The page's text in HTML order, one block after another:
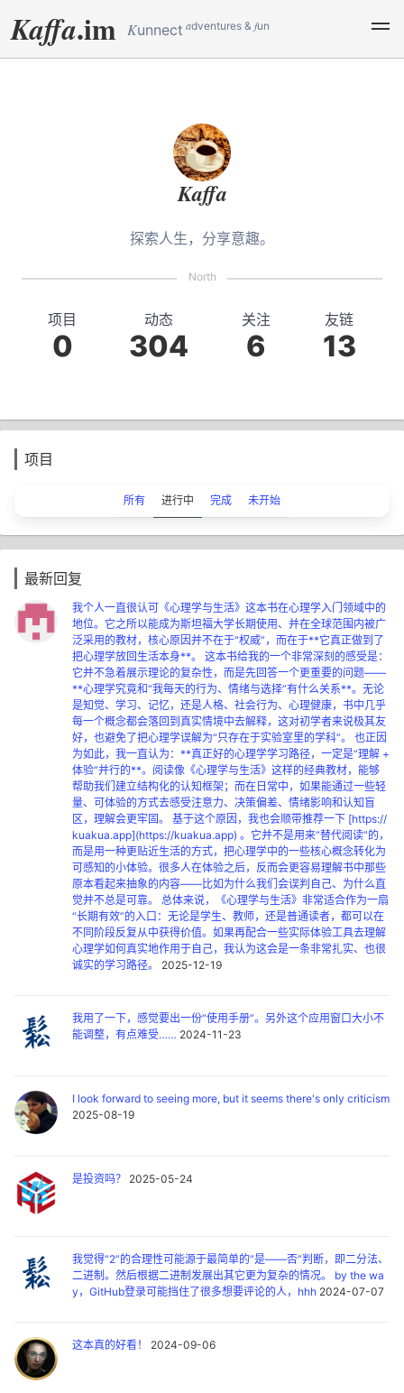
Kaffa.im Kunnect adventures & fun
Kaffa
探索人生，分享意趣。
项目
0
动态
304
关注
6
友链
13
项目
所有 进行中 完成 未开始
最新回复
我个人一直很认可《心理学与生活》这本书在心理学入门领域中的
地位。它之所以能成为斯坦福大学长期使用、并在全球范围内被广
泛采用的教材，核心原因并不在于“权威”，而在于**它真正做到了
把心理学放回生活本身**。 这本书给我的一个非常深刻的感受是：
它并不急着展示理论的复杂性，而是先回答一个更重要的问题——
**心理学究竟和“我每天的行为、情绪与选择”有什么关系**。无论
是知觉、学习、记忆，还是人格、社会行为、心理健康，书中几乎
每一个概念都会落回到真实情境中去解释，这对初学者来说极其友
好，也避免了把心理学误解为“只存在于实验室里的学科”。 也正因
为如此，我一直认为：**真正好的心理学学习路径，一定是“理解 +
体验”并行的**。阅读像《心理学与生活》这样的经典教材，能够
帮助我们建立结构化的认知框架；而在日常中，如果能通过一些轻
量、可体验的方式去感受注意力、决策偏差、情绪影响和认知盲
区，理解会更牢固。 基于这个原因，我也会顺带推荐一下 [https://
kuakua.app](https://kuakua.app) 。它并不是用来“替代阅读”的，
而是用一种更贴近生活的方式，把心理学中的一些核心概念转化为
可感知的小体验。很多人在体验之后，反而会更容易理解书中那些
原本看起来抽象的内容——比如为什么我们会误判自己、为什么直
觉并不总是可靠。 总体来说，《心理学与生活》非常适合作为一扇
“长期有效”的入口：无论是学生、教师，还是普通读者，都可以在
不同阶段反复从中获得价值。如果再配合一些实际体验工具去理解
心理学如何真实地作用于自己，我认为这会是一条非常扎实、也很
诚实的学习路径。
2025-12-19
我用了一下，感觉要出一份“使用手册”。另外这个应用窗口大小不
能调整，有点难受…… 2024-11-23
I look forward to seeing more, but it seems there's only criticism
2025-08-19
是投资吗？ 2025-05-24
我觉得“2”的合理性可能源于最简单的“是——否”判断，即二分法、
二进制。然后根据二进制发展出其它更为复杂的情况。 by the wa
y，GitHub登录可能挡住了很多想要评论的人，hhh 2024-07-07
这本真的好看！ 2024-09-06